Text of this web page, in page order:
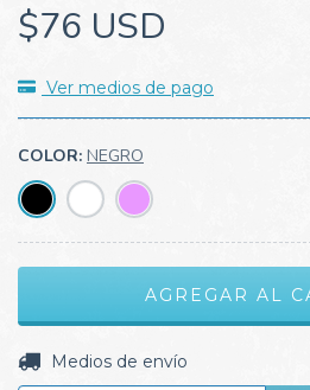
$76 USD
Ver medios de pago
COLOR: NEGRO
Entregas para el CP:
Medios de envío